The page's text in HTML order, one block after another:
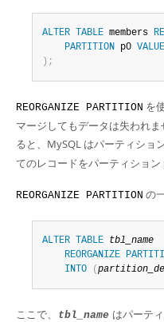
ALTER TABLE members
PARTITION p0
) ;
REORGANIZE PARTITION を
マージしてもデータは失われ
ると、MySQL はパーティショ
てのレコードをパーティション
REORGANIZE PARTITION の
ALTER TABLE tbl_name
REORGANIZE
INTO
(
ここで、 tbl_name はパーテ